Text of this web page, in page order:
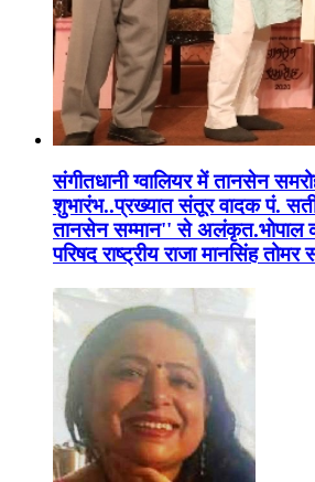
संगीतधानी ग्वालियर में तानसेन
शुभारंभ..प्रख्यात संतूर वादक पं.
तानसेन सम्मान'' से अलंकृत.भोपाल
परिषद राष्ट्रीय राजा मानसिंह तोमर